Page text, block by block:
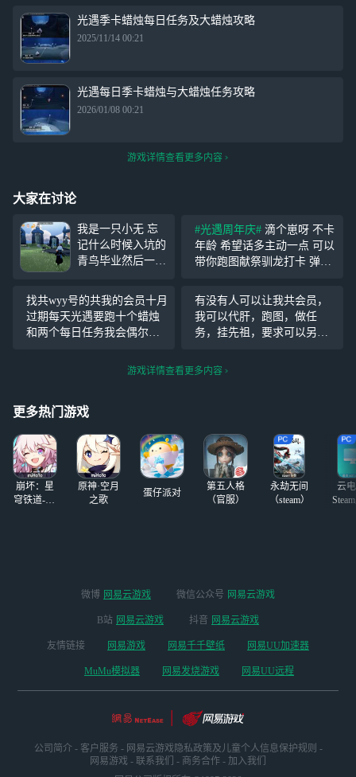
光遇季卡蜡烛每日任务及大蜡烛攻略
2025/11/14 00:21
光遇每日季卡蜡烛与大蜡烛任务攻略
2026/01/08 00:21
游戏详情查看更多内容
大家在讨论
我是一只小无 忘
记什么时候入坑的
青鸟毕业然后一直
一个监护 最好也
玩国际服光遇（
不玩也行）
#光遇周年庆# 滴个崽呀 不卡
年龄 希望话多主动一点 可以
带你跑图献祭驯龙打卡 弹琴
我我都能上
找共wyy号的共我的会员十月
过期每天光遇要跑十个蜡烛
和两个每日任务我会偶尔上
如果要玩光遇的话只能玩我
有没有人可以让我共会员，
我可以代肝，跑图，做任
务，挂先祖，要求可以另
游戏详情查看更多内容
更多热门游戏
崩坏：星
穹铁道-4.4
原神·空月
之歌
蛋仔派对
第五人格
（官服）
永劫无间
（steam）
云
微博 网易云游戏 微信公众号 网易云游戏
B站 网易云游戏 抖音 网易云游戏
友情链接 网易游戏 网易千千壁纸 网易UU加速器
MuMu模拟器 网易发烧游戏 网易UU远程
公司简介 - 客户服务 - 网易云游戏隐私政策及儿童个人信息保护规则 -
网易游戏 - 联系我们 - 商务合作 - 加入我们